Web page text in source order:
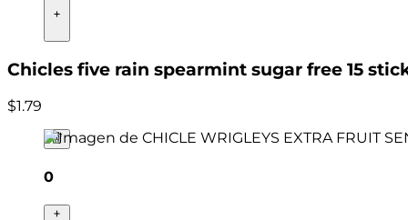
Chicles five rain spearmint sugar free 15
$1.79
0